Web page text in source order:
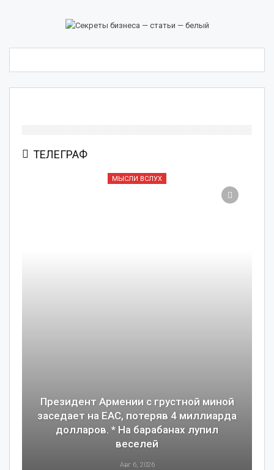
ТЕЛЕГРАФ
МЫСЛИ ВСЛУХ
Президент Армении с грустной миной
заседает на ЕАС, потеряв 4 миллиарда
долларов. * На барабанах лупил
веселей
Авг 6, 2026